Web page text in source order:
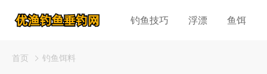
钓鱼技巧 浮漂 鱼饵
首页 钓鱼饵料